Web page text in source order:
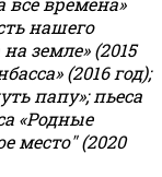
нашего
земле» (2015
(2016 год);
папу»; пьеса
«Родные
место" (2020